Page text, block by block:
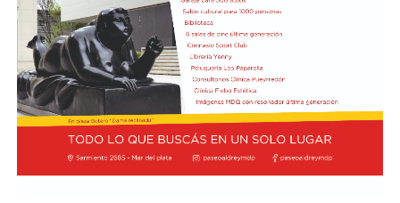
de los arcos, Tigre se adelantó en el marcador a los 35
minutos: Aníbal Moreno perdió la pelota en la mitad de
la cancha tras una presión de Jabes Saralegui y Nacho
Russo definió de forma perfecta al quedar mano a mano
contra Santiago Beltrán para estampar el 1-0.
Desde el arranque del segundo semestre, River quedó
eliminado de la Copa Argentina tras perder 3-1 contra
Aldosivi y cayó por 1-0 en el inicio del Clausura